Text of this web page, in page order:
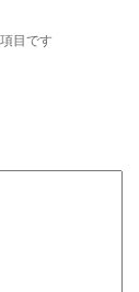
目です